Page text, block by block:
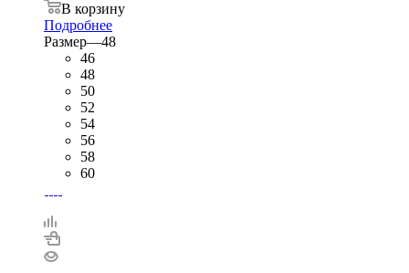
В корзину
Подробнее
Размер—48
46
48
50
52
54
56
58
60